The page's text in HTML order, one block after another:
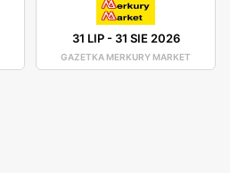
31 LIP- 31 SIE 2026
GAZETKA MERKURY MARKET